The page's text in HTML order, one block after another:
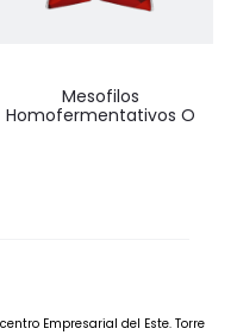
Mesofilos
Homofermentativos O
Empresarial del Este. Torre